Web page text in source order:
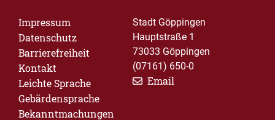
Impressum
Datenschutz
Barrierefreiheit
Kontakt
Leichte Sprache
Gebärdensprache
Bekanntmachungen
Stadt Göppingen
Hauptstraße 1
73033 Göppingen
(07161) 650-0
Email